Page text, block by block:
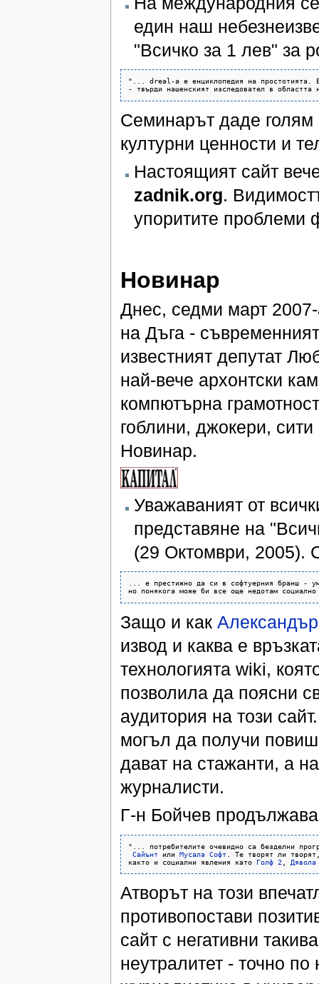
един наш
"Всичко за 1 лев" за
"... dreal-а е енциклопедия на простотията.
- твърди нашенският изследовател в областта
Семинарът даде
културни ценности и
Настоящият сайт
zadnik.org.
упоритите проблеми
Новинар
Днес, седми март
на Дъга -
известният депутат
най-вече архонтски
компютърна
гоблини, джокери,
Новинар.
Уважаваният от
представяне на
(29 Октомври, 2005).
... е престижно да си в софтуерния бранш -
Защо и как
извод и каква е
технологията wiki,
позволила да поясни
аудитория на този
могъл да получи
дават на стажанти, а
журналисти.
Г-н Бойчев
"... потребителите очевидно са безделни
Сайънт или Мусала Софт . Те творят ли
както и социални явления като Голф 2 Дявола
Атворът на този
противопостави
сайт с негативни
неутралитет - точно